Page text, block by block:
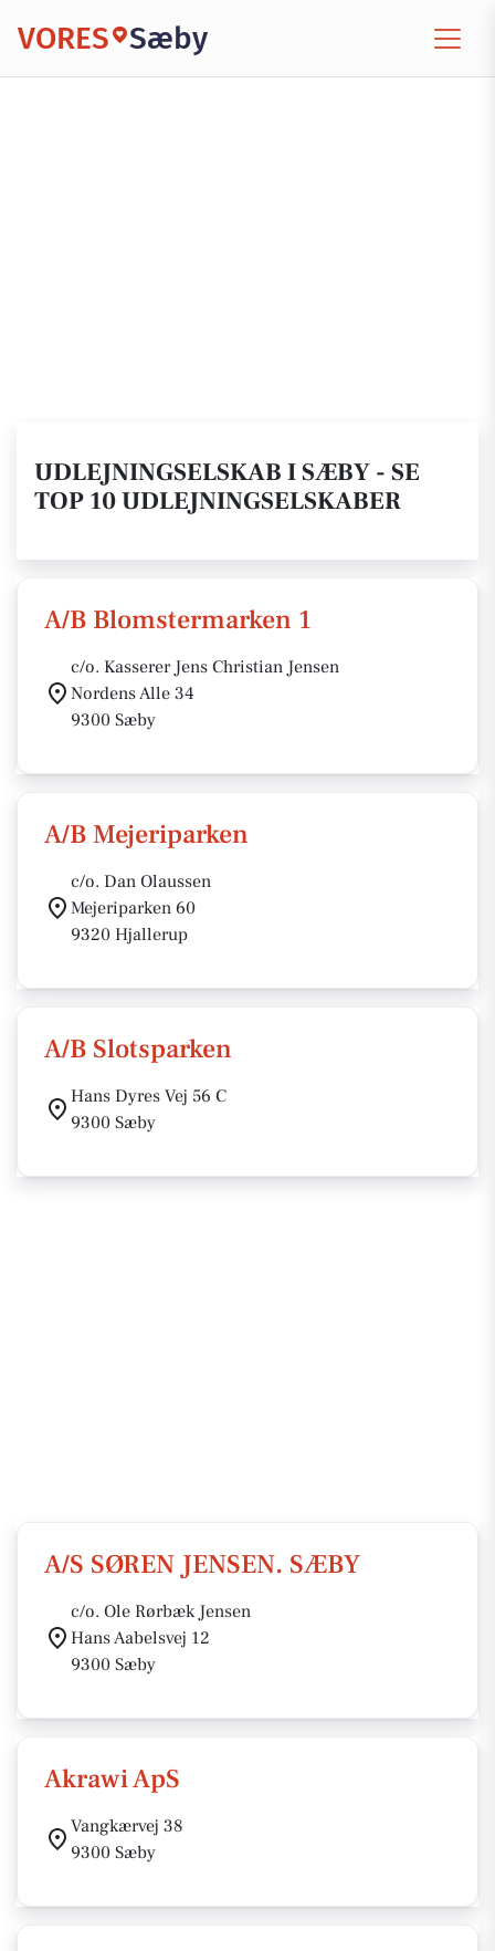
VORES Sæby
UDLEJNINGSELSKAB I SÆBY - SE
TOP 10 UDLEJNINGSELSKABER
A/B Blomstermarken 1
c/o. Kasserer Jens Christian Jensen
Nordens Alle 34
9300 Sæby
A/B Mejeriparken
c/o. Dan Olaussen
Mejeriparken 60
9320 Hjallerup
A/B Slotsparken
Hans Dyres Vej 56 C
9300 Sæby
A/S SØREN JENSEN. SÆBY
c/o. Ole Rørbæk Jensen
Hans Aabelsvej 12
9300 Sæby
Akrawi ApS
Vangkærvej 38
9300 Sæby